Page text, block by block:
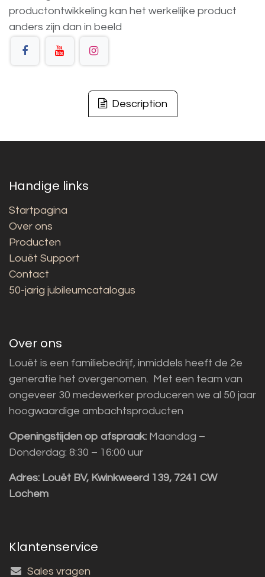
productontwikkeling kan het werkelijke product
anders zijn dan in beeld
Description
Handige links
Startpagina
Over ons
Producten
Louët Support
Contact
50-jarig jubileumcatalogus
Over ons
Louët is een familiebedrijf, inmiddels heeft de 2e
generatie het overgenomen. Met een team van
ongeveer 30 medewerker produceren we al 50 jaar
hoogwaardige ambachtsproducten
Openingstijden op afspraak: Maandag –
Donderdag: 8:30 – 16:00 uur
Adres: Louët BV, Kwinkweerd 139, 7241 CW
Lochem
Klantenservice
Sales vragen